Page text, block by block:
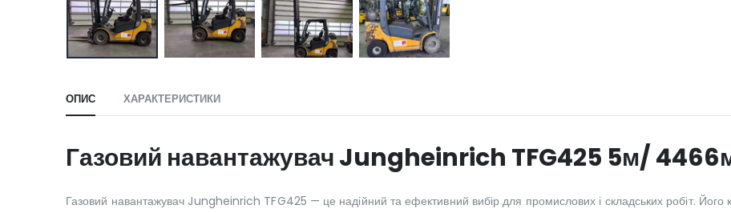
ОПИС ХАРАКТЕРИСТИКИ
Газовий навантажувач Jungheinrich TFG425 5м/
Газовий навантажувач Jungheinrich TFG425 — це надійний та ефективний вибір для промислових і складських робіт. Його